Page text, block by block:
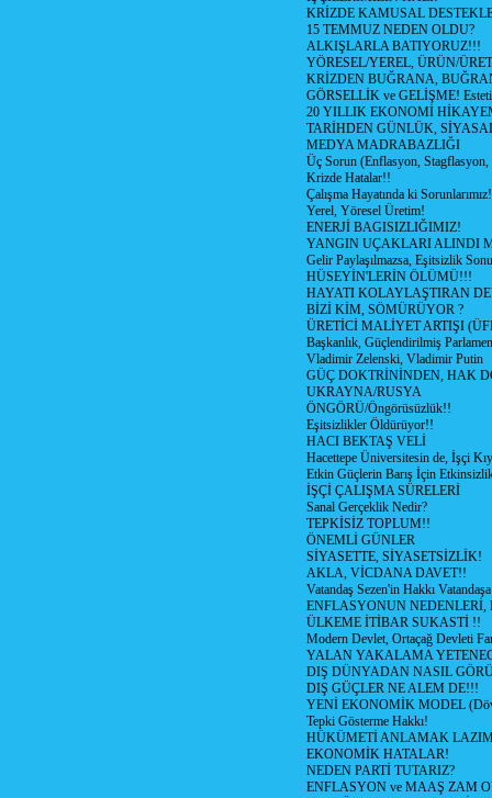
KRİZDE KAMUSAL
15 TEMMUZ NEDEN OLDU?
ALKIŞLARLA BATIYORUZ!!!
YÖRESEL/YEREL, ÜRÜN/
KRİZDEN BUĞRANA,
GÖRSELLİK ve GELİŞME!
20 YILLIK EKONOMİ
TARİHDEN GÜNLÜK,
MEDYA MADRABAZLIĞI
Üç Sorun (Enflasyon, Stagflasyon,
Krizde Hatalar!!
Çalışma Hayatında ki
Yerel, Yöresel Üretim!
ENERJİ BAGISIZLIĞIMIZ!
YANGIN UÇAKLARI ALINDI
Gelir Paylaşılmazsa, Eşitsizlik
HÜSEYİN'LERİN ÖLÜMÜ!!!
HAYATI KOLAYLAŞTIRAN
BİZİ KİM, SÖMÜRÜYOR ?
ÜRETİCİ MALİYET ARTIŞI
Başkanlık, Güçlendirilmiş
Vladimir Zelenski, Vladimir Putin
GÜÇ DOKTRİNİNDEN, HAK
UKRAYNA/RUSYA
ÖNGÖRÜ/Öngörüsüzlük!!
Eşitsizlikler Öldürüyor!!
HACI BEKTAŞ VELİ
Hacettepe Üniversitesin de, İşçi
Etkin Güçlerin Barış İçin
İŞÇİ ÇALIŞMA SÜRELERİ
Sanal Gerçeklik Nedir?
TEPKİSİZ TOPLUM!!
ÖNEMLİ GÜNLER
SİYASETTE, SİYASETSİZLİK!
AKLA, VİCDANA DAVET!!
Vatandaş Sezen'in Hakkı
ENFLASYONUN NEDENLERİ,
ÜLKEME İTİBAR SUKASTİ !!
Modern Devlet, Ortaçağ Devleti
YALAN YAKALAMA
DIŞ DÜNYADAN NASIL
DIŞ GÜÇLER NE ALEM DE!!!
YENİ EKONOMİK MODEL
Tepki Gösterme Hakkı!
HÜKÜMETİ ANLAMAK
EKONOMİK HATALAR!
NEDEN PARTİ TUTARIZ?
ENFLASYON ve MAAŞ ZAM